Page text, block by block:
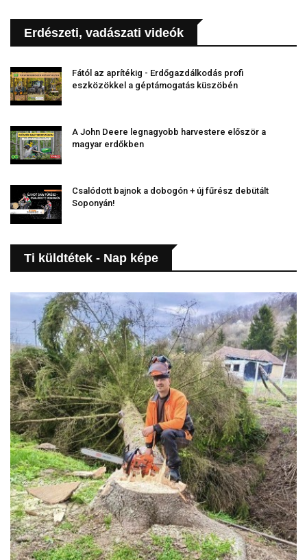
Erdészeti, vadászati videók
Fától az aprítékig - Erdőgazdálkodás profi
eszközökkel a géptámogatás küszöbén
A John Deere legnagyobb harvestere először a
magyar erdőkben
Csalódott bajnok a dobogón + új fűrész debütált
Soponyán!
Ti küldtétek - Nap képe